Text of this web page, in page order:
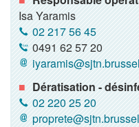
Isa Yaramis
02 217 56 45
0491 62 57 20
Dératisation -
02 220 25 20